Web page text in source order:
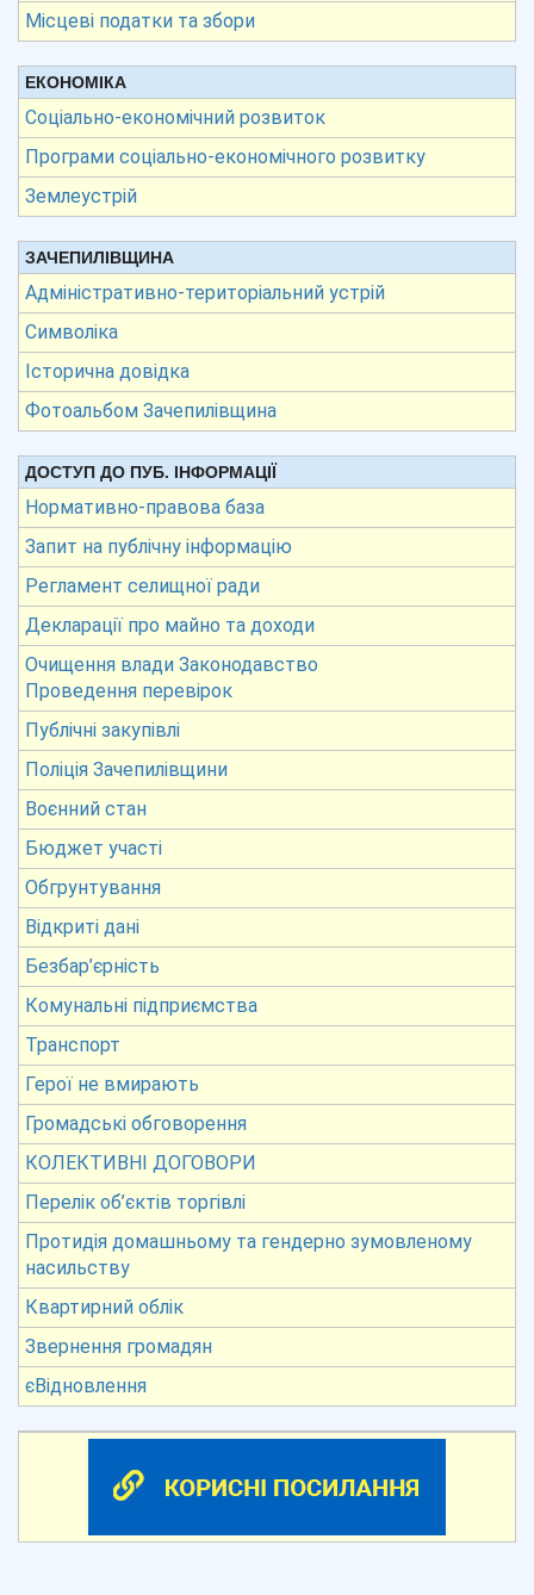
Місцеві податки та збори
ЕКОНОМІКА
Соціально-економічний розвиток
Програми соціально-економічного розвитку
Землеустрій
ЗАЧЕПИЛІВЩИНА
Адміністративно-територіальний устрій
Символіка
Історична довідка
Фотоальбом Зачепилівщина
ДОСТУП ДО ПУБ. ІНФОРМАЦІЇ
Нормативно-правова база
Запит на публічну інформацію
Регламент селищної ради
Декларації про майно та доходи
Очищення влади Законодавство
Проведення перевірок
Публічні закупівлі
Поліція Зачепилівщини
Воєнний стан
Бюджет участі
Обгрунтування
Відкриті дані
Безбар’єрність
Комунальні підприємства
Транспорт
Герої не вмирають
Громадські обговорення
КОЛЕКТИВНІ ДОГОВОРИ
Перелік об’єктів торгівлі
Протидія домашньому та гендерно зумовленому
насильству
Квартирний облік
Звернення громадян
єВідновлення